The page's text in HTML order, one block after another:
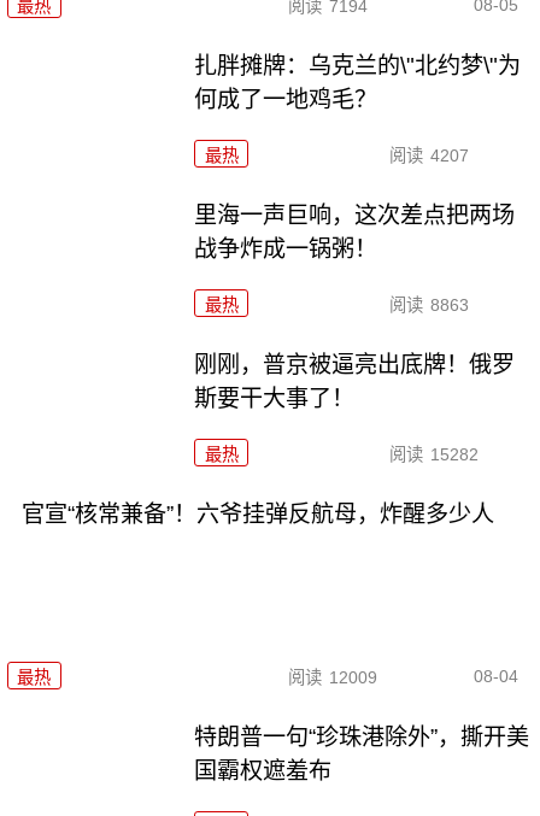
最热 阅读 7194 08-05
扎胖摊牌：乌克兰的\"北约梦\"为
何成了一地鸡毛？
最热 阅读 4207
里海一声巨响，这次差点把两场
战争炸成一锅粥！
最热 阅读 8863
刚刚，普京被逼亮出底牌！俄罗
斯要干大事了！
最热 阅读 15282
官宣“核常兼备”！六爷挂弹反航母，炸醒多少人
最热 阅读 12009 08-04
特朗普一句“珍珠港除外”，撕开美
国霸权遮羞布